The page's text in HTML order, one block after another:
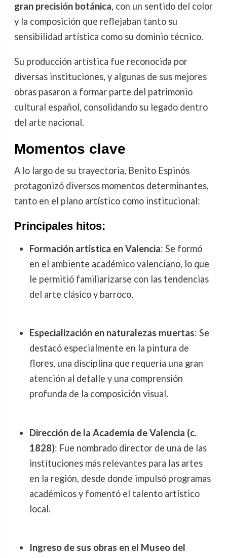
gran precisión botánica, con un sentido del color
y la composición que reflejaban tanto su
sensibilidad artística como su dominio técnico.
Su producción artística fue reconocida por
diversas instituciones, y algunas de sus mejores
obras pasaron a formar parte del patrimonio
cultural español, consolidando su legado dentro
del arte nacional.
Momentos clave
A lo largo de su trayectoria, Benito Espinós
protagonizó diversos momentos determinantes,
tanto en el plano artístico como institucional:
Principales hitos:
Formación artística en Valencia: Se formó
en el ambiente académico valenciano, lo que
le permitió familiarizarse con las tendencias
del arte clásico y barroco.
Especialización en naturalezas muertas: Se
destacó especialmente en la pintura de
flores, una disciplina que requería una gran
atención al detalle y una comprensión
profunda de la composición visual.
Dirección de la Academia de Valencia (c.
1828): Fue nombrado director de una de las
instituciones más relevantes para las artes
en la región, desde donde impulsó programas
académicos y fomentó el talento artístico
local.
Ingreso de sus obras en el Museo del